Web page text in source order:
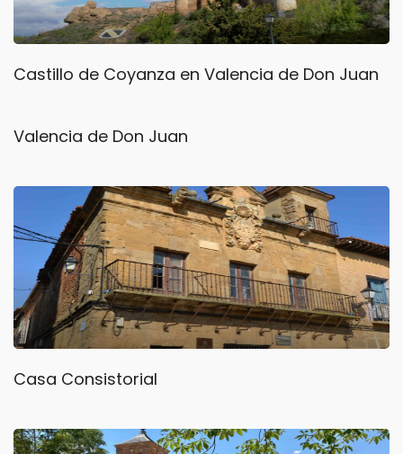
Castillo de Coyanza en Valencia de Don Juan
Valencia de Don Juan
Casa Consistorial